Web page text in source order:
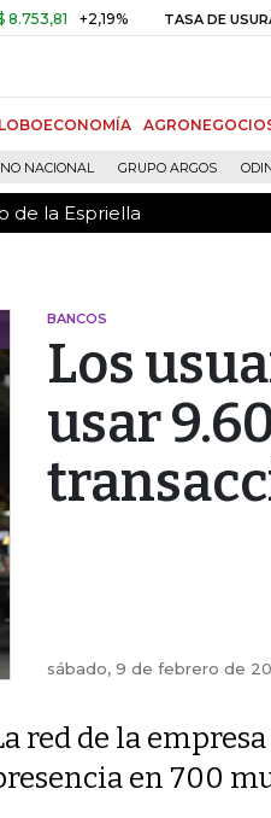
+2,19% TASA DE USURA
NACIONAL GRUPO ARGOS
de la Espriella
la Espriella
BANCOS
Los
usar
sábado, 9 de febrero de
red de la
en 700